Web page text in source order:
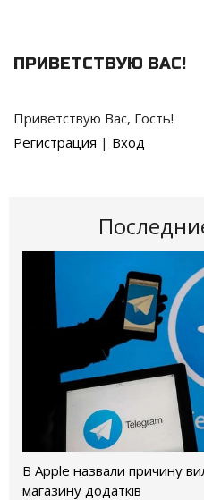
ПРИВЕТСТВУЮ ВАС!
Приветствую Вас, Гость!
Регистрация | Вход
В Apple назвали причину
магазину додатків